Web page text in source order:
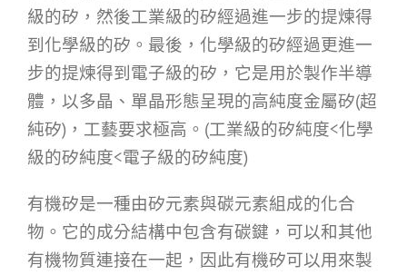
級的矽，然後工業級的矽經過進一步的提煉得
到化學級的矽。最後，化學級的矽經過更進一
步的提煉得到電子級的矽，它是用於製作半導
體，以多晶、單晶形態呈現的高純度金屬矽(超
純矽)，工藝要求極高。(工業級的矽純度<化學
級的矽純度<電子級的矽純度)
有機矽是一種由矽元素與碳元素組成的化合
物。它的成分結構中包含有碳鍵，可以和其他
有機物質連接在一起，因此有機矽可以用來製